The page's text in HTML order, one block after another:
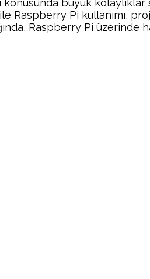
büyük kolaylıklar
Raspberry Pi kullanımı,
Raspberry Pi üzerinde